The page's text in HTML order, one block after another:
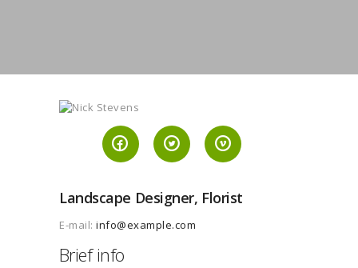
Landscape Designer, Florist
E-mail: info@example.com
Brief info